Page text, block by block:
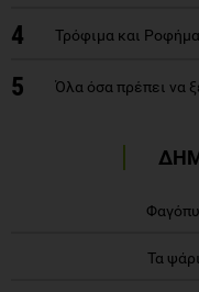
4 Τρόφιμα και
5 Όλα όσα πρέπει να
Τα